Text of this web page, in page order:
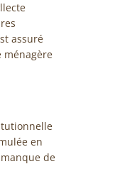
assuré
ménagère
en
de